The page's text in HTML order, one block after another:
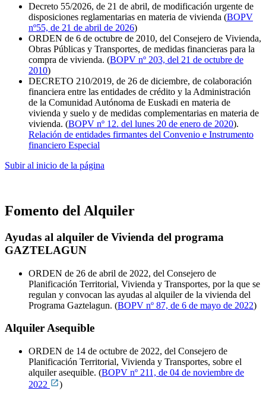
Decreto 55/2026, de 21 de abril, de modificación urgente de
disposiciones reglamentarias en materia de vivienda (BOPV
nº55, de 21 de abril de 2026)
ORDEN de 6 de octubre de 2010, del Consejero de Vivienda,
Obras Públicas y Transportes, de medidas financieras para la
compra de vivienda. (BOPV nº 203, del 21 de octubre de
2010)
DECRETO 210/2019, de 26 de diciembre, de colaboración
financiera entre las entidades de crédito y la Administración
de la Comunidad Autónoma de Euskadi en materia de
vivienda y suelo y de medidas complementarias en materia de
vivienda. (BOPV nº 12. del lunes 20 de enero de 2020).
Relación de entidades firmantes del Convenio e Instrumento
financiero Especial
Subir al inicio de la página
Fomento del Alquiler
Ayudas al alquiler de Vivienda del programa
GAZTELAGUN
ORDEN de 26 de abril de 2022, del Consejero de
Planificación Territorial, Vivienda y Transportes, por la que se
regulan y convocan las ayudas al alquiler de la vivienda del
Programa Gaztelagun. (BOPV nº 87, de 6 de mayo de 2022)
Alquiler Asequible
ORDEN de 14 de octubre de 2022, del Consejero de
Planificación Territorial, Vivienda y Transportes, sobre el
alquiler asequible. (BOPV nº 211, de 04 de noviembre de
2022
)